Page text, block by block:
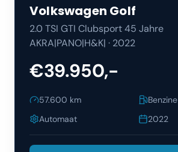
Volkswagen Golf
2.0 TSI GTI Clubsport 45 Jahre
AKRA|PANO|H&K| · 2022
€39.950,-
57.600 km
Benzine
Automaat
2022